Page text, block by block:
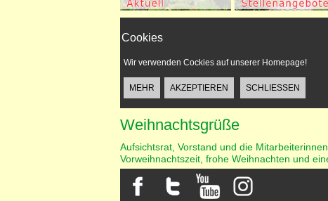
Cookies
Wir verwenden Cockies auf unserer Homepage!
Weihnachtsgrüße
Aufsichtsrat, Vorstand und die
Vorweihnachtszeit, frohe Weihnachten und